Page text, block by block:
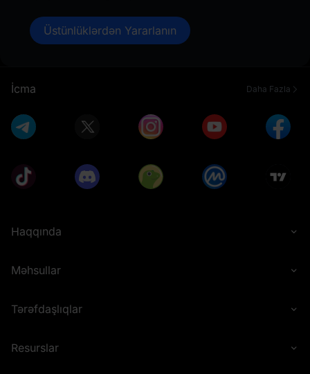
Üstünlüklərdən Yararlanın
İcma Daha Fazla
Haqqında
Məhsullar
Tərəfdaşlıqlar
Resurslar